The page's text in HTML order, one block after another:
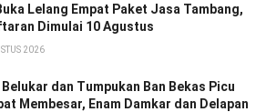
Lelang Empat Paket Jasa Tambang,
Dimulai 10 Agustus
2026
Belukar dan Tumpukan Ban Bekas Picu
Membesar, Enam Damkar dan Delapan